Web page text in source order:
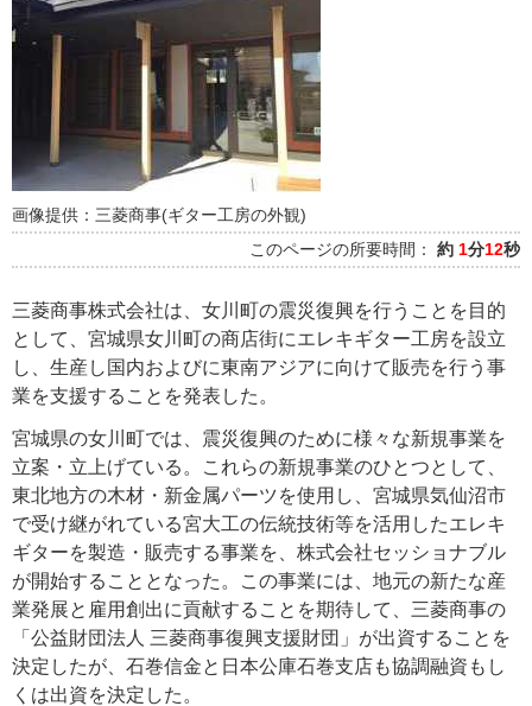
画像提供：三菱商事(ギター工房の外観)
このページの所要時間： 約 1分12秒
三菱商事株式会社は、女川町の震災復興を行うことを目的
として、宮城県女川町の商店街にエレキギター工房を設立
し、生産し国内およびに東南アジアに向けて販売を行う事
業を支援することを発表した。
宮城県の女川町では、震災復興のために様々な新規事業を
立案・立上げている。これらの新規事業のひとつとして、
東北地方の木材・新金属パーツを使用し、宮城県気仙沼市
で受け継がれている宮大工の伝統技術等を活用したエレキ
ギターを製造・販売する事業を、株式会社セッショナブル
が開始することとなった。この事業には、地元の新たな産
業発展と雇用創出に貢献することを期待して、三菱商事の
「公益財団法人 三菱商事復興支援財団」が出資することを
決定したが、石巻信金と日本公庫石巻支店も協調融資もし
くは出資を決定した。